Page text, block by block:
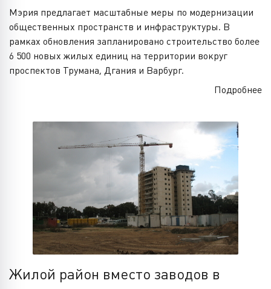
Мэрия предлагает масштабные меры по модернизации
общественных пространств и инфраструктуры. В
рамках обновления запланировано строительство более
6 500 новых жилых единиц на территории вокруг
проспектов Трумана, Дгания и Варбург.
Подробнее
Жилой район вместо заводов в